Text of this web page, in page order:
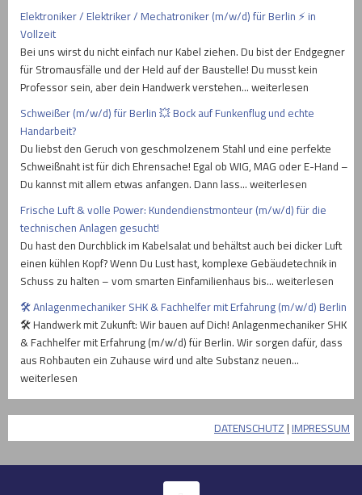
Elektroniker / Elektriker / Mechatroniker (m/w/d) für Berlin ⚡ in
Vollzeit
Bei uns wirst du nicht einfach nur Kabel ziehen. Du bist der Endgegner
für Stromausfälle und der Held auf der Baustelle! Du musst kein
Professor sein, aber dein Handwerk verstehen… weiterlesen
Schweißer (m/w/d) für Berlin 💥 Bock auf Funkenflug und echte
Handarbeit?
Du liebst den Geruch von geschmolzenem Stahl und eine perfekte
Schweißnaht ist für dich Ehrensache! Egal ob WIG, MAG oder E-Hand –
Du kannst mit allem etwas anfangen. Dann lass… weiterlesen
Frische Luft & volle Power: Kundendienstmonteur (m/w/d) für die
technischen Anlagen gesucht!
Du hast den Durchblick im Kabelsalat und behältst auch bei dicker Luft
einen kühlen Kopf? Wenn Du Lust hast, komplexe Gebäudetechnik in
Schuss zu halten – vom smarten Einfamilienhaus bis… weiterlesen
🛠️ Anlagenmechaniker SHK & Fachhelfer mit Erfahrung (m/w/d) Berlin
🛠️ Handwerk mit Zukunft: Wir bauen auf Dich! Anlagenmechaniker SHK
& Fachhelfer mit Erfahrung (m/w/d) für Berlin. Wir sorgen dafür, dass
aus Rohbauten ein Zuhause wird und alte Substanz neuen…
weiterlesen
DATENSCHUTZ | IMPRESSUM